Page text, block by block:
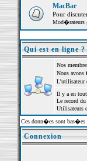
MacBar
Pour
Mod�rateurs
Qui est en ligne ?
Nos
Nous avons
L'utilisateur
Il y a en tout
Le record
Utilisateurs
Ces donn�es sont bas�es
Connexion